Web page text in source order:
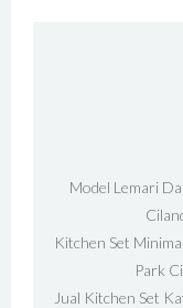
Model Lemari
Kitchen Set
Park
Jual Kitchen Set